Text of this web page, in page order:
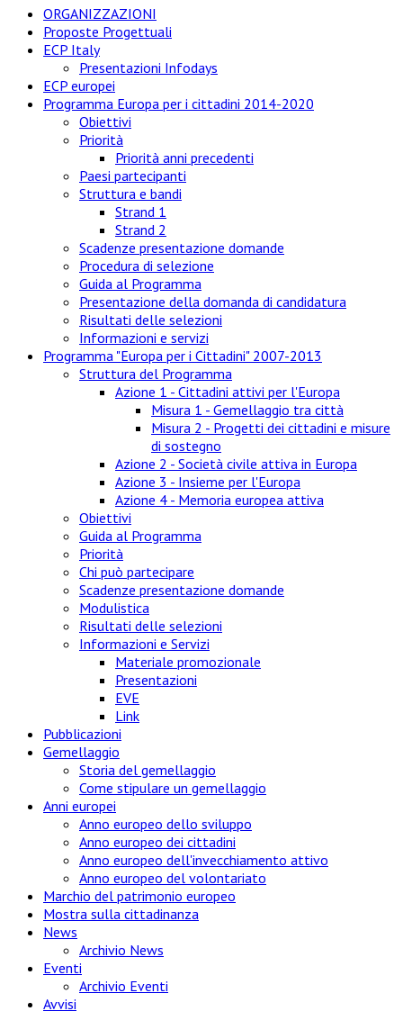
ORGANIZZAZIONI
Proposte Progettuali
ECP Italy
Presentazioni Infodays
ECP europei
Programma Europa per i cittadini 2014-2020
Obiettivi
Priorità
Priorità anni precedenti
Paesi partecipanti
Struttura e bandi
Strand 1
Strand 2
Scadenze presentazione domande
Procedura di selezione
Guida al Programma
Presentazione della domanda di candidatura
Risultati delle selezioni
Informazioni e servizi
Programma "Europa per i Cittadini" 2007-2013
Struttura del Programma
Azione 1 - Cittadini attivi per l'Europa
Misura 1 - Gemellaggio tra città
Misura 2 - Progetti dei cittadini e misure
di sostegno
Azione 2 - Società civile attiva in Europa
Azione 3 - Insieme per l'Europa
Azione 4 - Memoria europea attiva
Obiettivi
Guida al Programma
Priorità
Chi può partecipare
Scadenze presentazione domande
Modulistica
Risultati delle selezioni
Informazioni e Servizi
Materiale promozionale
Presentazioni
EVE
Link
Pubblicazioni
Gemellaggio
Storia del gemellaggio
Come stipulare un gemellaggio
Anni europei
Anno europeo dello sviluppo
Anno europeo dei cittadini
Anno europeo dell'invecchiamento attivo
Anno europeo del volontariato
Marchio del patrimonio europeo
Mostra sulla cittadinanza
News
Archivio News
Eventi
Archivio Eventi
Avvisi